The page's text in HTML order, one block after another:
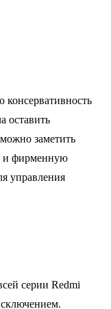
консервативность
оставить
заметить
и фирменную
управления
серии Redmi